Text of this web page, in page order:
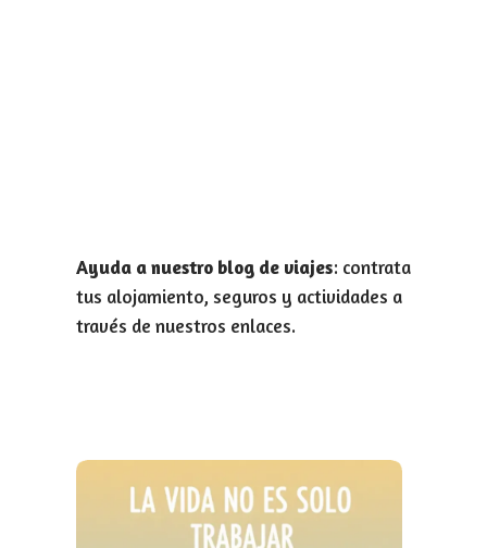
Ayuda a nuestro blog de viajes: contrata
tus alojamiento, seguros y actividades a
través de nuestros enlaces.